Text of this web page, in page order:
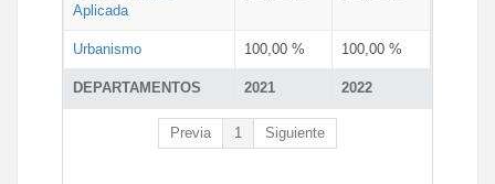
DEPARTAMENTOS 2021 2022
Aplicada
Urbanismo 100,00 % 100,00 %
Previa 1 Siguiente